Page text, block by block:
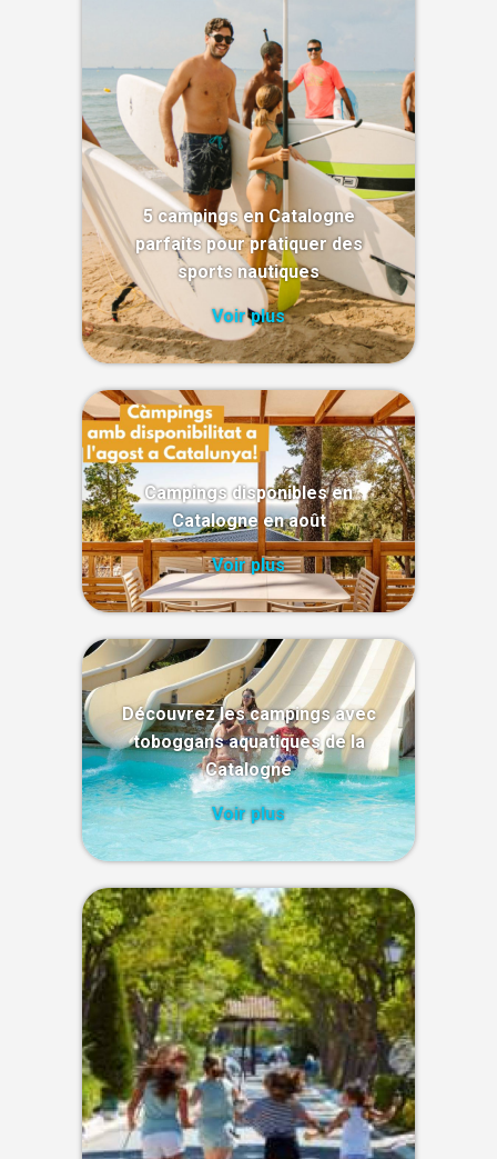
5 campings en Catalogne
parfaits pour pratiquer des
sports nautiques
Voir plus
Campings disponibles en
Catalogne en août
Voir plus
Découvrez les campings avec
toboggans aquatiques de la
Catalogne
Voir plus